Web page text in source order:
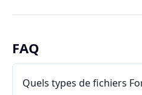
FAQ
Quels types de fichiers